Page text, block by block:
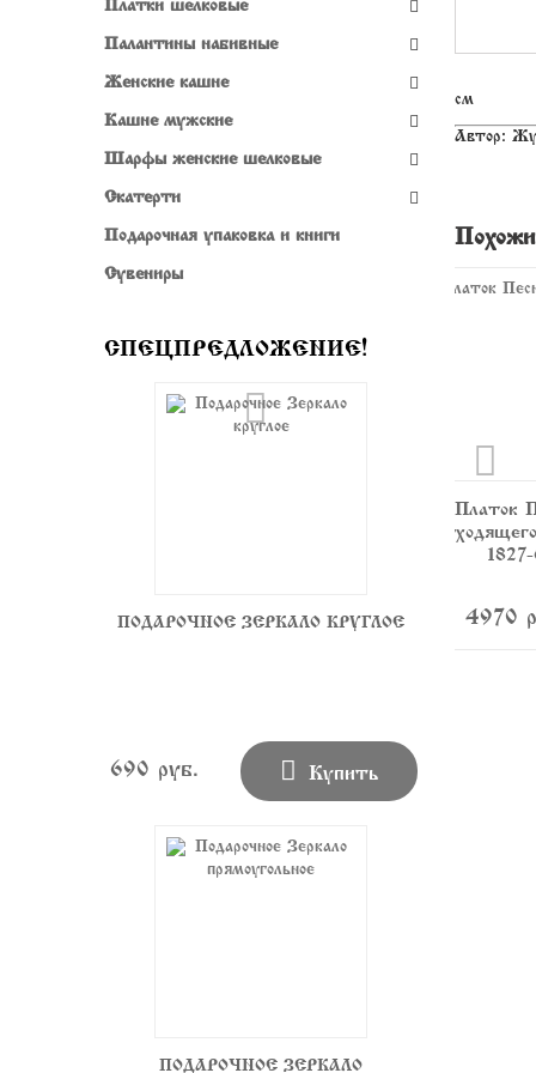
см
Автор:
4970 руб. 4970 руб.
Платок
Платки шелковые
Палантины набивные
Женские кашне
Кашне мужские
Шарфы женские шелковые
Скатерти
Подарочная упаковка и книги
Сувениры
СПЕЦПРЕДЛОЖЕНИЕ!
ПОДАРОЧНОЕ ЗЕРКАЛО КРУГЛОЕ
690 руб.  Купить
ПОДАРОЧНОЕ ЗЕРКАЛО